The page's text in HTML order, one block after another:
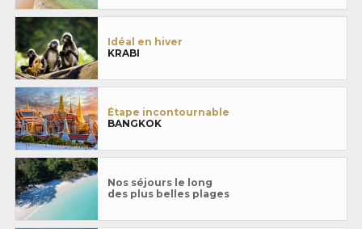
Idéal en hiver
KRABI
Étape incontournable
BANGKOK
Nos séjours le long
des plus belles plages